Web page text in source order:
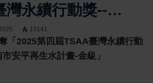
灣永續行動獎--
市安平再生水計畫-
15141
「2025第四屆TSAA臺灣永續行動
安平再生水計畫-金級」